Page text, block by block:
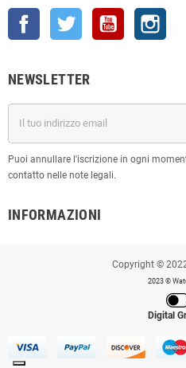
Facebook Twitter YouTube
NEWSLETTER
Puoi annullare l'iscrizione in ogni
contatto nelle note legali.
INFORMAZIONI
Copyright ©
2023 ©
Digital